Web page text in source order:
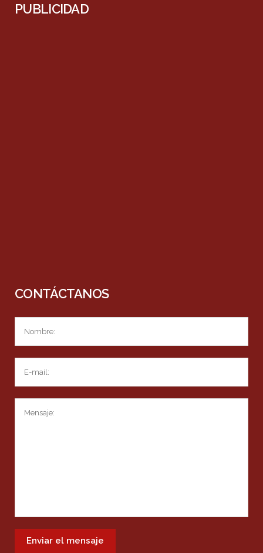
PUBLICIDAD
CONTÁCTANOS